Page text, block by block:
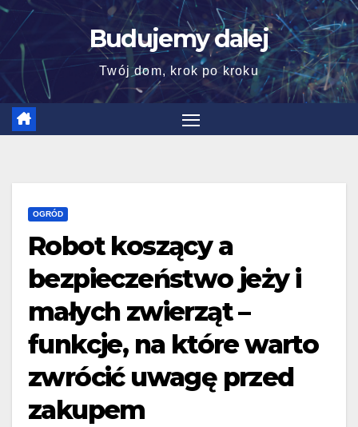
Skip
content
Budujemy dalej
Twój dom, krok po kroku
OGRÓD
Robot koszący a
bezpieczeństwo jeży i
małych zwierząt –
funkcje, na które warto
zwrócić uwagę przed
zakupem